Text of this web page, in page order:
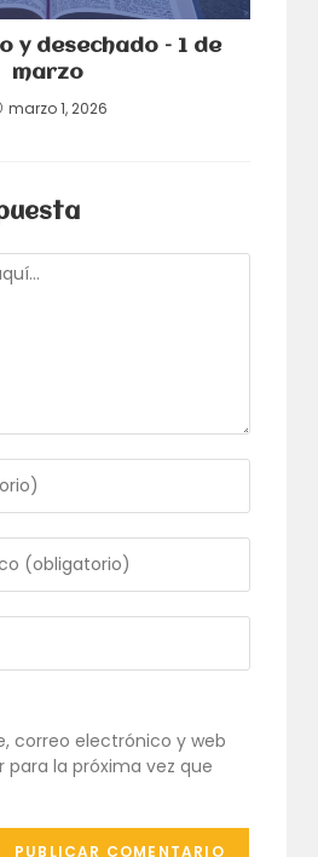
y desechado – 1 de
marzo
marzo 1, 2026
correo electrónico y web
para la próxima vez que